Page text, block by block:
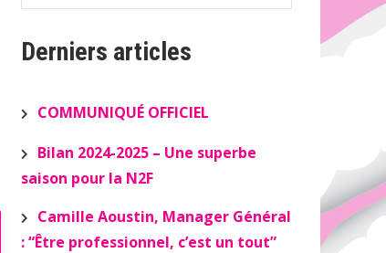
Derniers articles
COMMUNIQUÉ OFFICIEL
Bilan 2024-2025 – Une superbe
saison pour la N2F
Camille Aoustin, Manager Général
: “Être professionnel, c’est un tout”